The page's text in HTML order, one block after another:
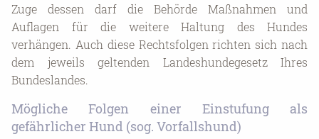
Zuge dessen darf die Behörde Maßnahmen und
Auflagen für die weitere Haltung des Hundes
verhängen. Auch diese Rechtsfolgen richten sich nach
dem jeweils geltenden Landeshundegesetz Ihres
Bundeslandes.
Mögliche Folgen einer Einstufung als
gefährlicher Hund (sog. Vorfallshund)